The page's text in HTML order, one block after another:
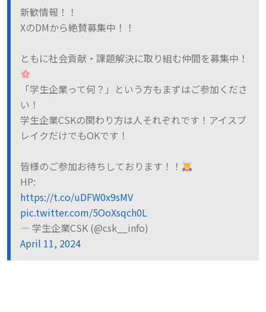
新歓情報！！
XのDMから絶賛募集中！！
ともに社会貢献・課題解決に取り組む仲間を募集中！
「学生企業って何？」という方もまずはご参加くださ
い！
学生企業CSKの関わり方は人それぞれです！アイスブ
レイクだけでもOKです！
皆様のご参加お待ちしております！！
HP:
https://t.co/uDFW0x9sMV
pic.twitter.com/5OoXsqch0L
— 学生企業CSK (@csk__info)
April 11, 2024